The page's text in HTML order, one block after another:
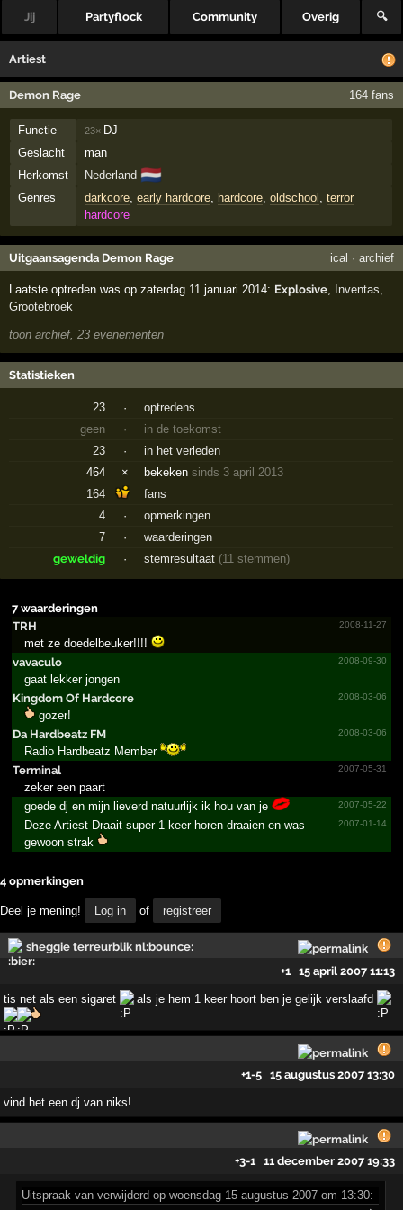
Jij Partyflock Community Overig 🔍
Artiest
Demon Rage 164 fans
Functie 23× DJ
Geslacht
man
Herkomst
Nederland 🇳🇱
Genres darkcore, early hardcore, hardcore, oldschool terror
hardcore
Uitgaansagenda Demon Rage ical · archief
Laatste optreden was op zaterdag 11 januari 2014: Explosive Inventas
Grootebroek
toon archief, 23 evenementen
Statistieken
23 ·
optredens
geen
·
in de toekomst
23
·
in het verleden
464
× bekekensinds 3 april 2013
164
fans
4
·
opmerkingen
7
·
waarderingen
geweldig
· stemresultaat (11 stemmen)
7 waarderingen
TRH
2008-11-27
met ze doedelbeuker!!!!
vavaculo
2008-09-30
gaat lekker jongen
Kingdom Of Hardcore
2008-03-06
gozer!
Da Hardbeatz FM
2008-03-06
Radio Hardbeatz Member
Terminal
2007-05-31
zeker een paart
2007-05-22
goede dj en mijn lieverd natuurlijk ik hou van je
2007-01-14
Deze Artiest Draait super 1 keer horen draaien en was
gewoon strak
4 opmerkingen
Deel je mening! Log in of registreer
sheggie terreurblik nl:bounce:
+1
15 april 2007 11:13
tis net als een sigaret als je hem 1 keer hoort ben je gelijk verslaafd
+1-5 15 augustus 2007 13:30
vind het een dj van niks!
+3-1 11 december 2007 19:33
Uitspraak van verwijderd op woensdag 15 augustus 2007 om 13:30: